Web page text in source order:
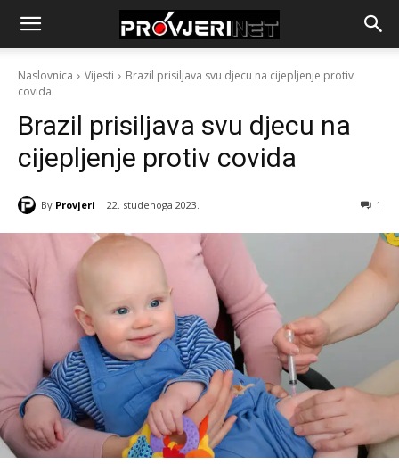
Naslovnica Vijesti
Brazil prisiljava svu djecu na cijepljenje protiv
covida
Brazil prisiljava svu djecu na
cijepljenje protiv covida
By Provjeri 22. studenoga 2023. 1